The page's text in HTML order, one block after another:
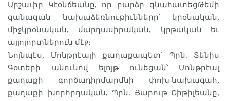
Արշաւիր Կէօնճեանը, որ բարձր գնահատեցԹեմի
զանազան նախաձեռնութիւնները՝ կրօնական,
միջկրօնական, մարդասիրական, կրթական եւ
այլոլորտներուն մէջ։
Նոյնպէս, Մոնթրէալի քաղաքապետ՝ Պրն. Տենիս
Գօտերի անունով ելոյթ ունեցան՝ Մոնթրէալ
քաղաքի գործադիրմարմնի փոխ-նախագահ,
քաղաքի խորհրդական, Պրն. Յարութ Շիթիլեանը,